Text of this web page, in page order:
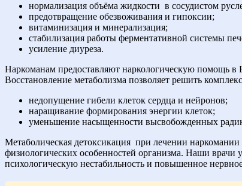
нормализация объёма жидкости в сосудистом
предотвращение обезвоживания и гипоксии;
витаминизация и минерализация;
стабилизация работы ферментативной системы
усиление диуреза.
Наркоманам предоставляют наркологическую помощь в
Восстановление метаболизма позволяет решить
недопущение гибели клеток сердца и нейронов;
наращивание формирования энергии клеток;
уменьшение насыщенности высвобожденных
Метаболическая детоксикация при лечении наркомании
физиологических особенностей организма. Наши врачи
психологическую нестабильность и повышенное